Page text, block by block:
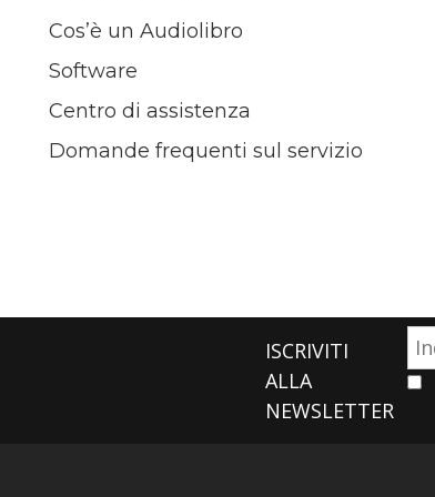
Cos’è un Audiolibro
Software
Centro di assistenza
Domande frequenti sul servizio
ISCRIVITI
ALLA
NEWSLETTER